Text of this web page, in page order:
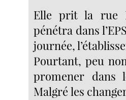
Elle prit la rue
pénétra dans
journée,
Pourtant, peu
promener dans
Malgré les